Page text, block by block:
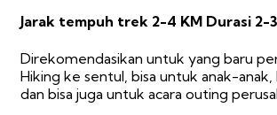
Jarak tempuh trek 2-4 KM Durasi 2-3
Direkomendasikan untuk yang baru
Hiking ke sentul, bisa untuk anak-anak,
dan bisa juga untuk acara outing